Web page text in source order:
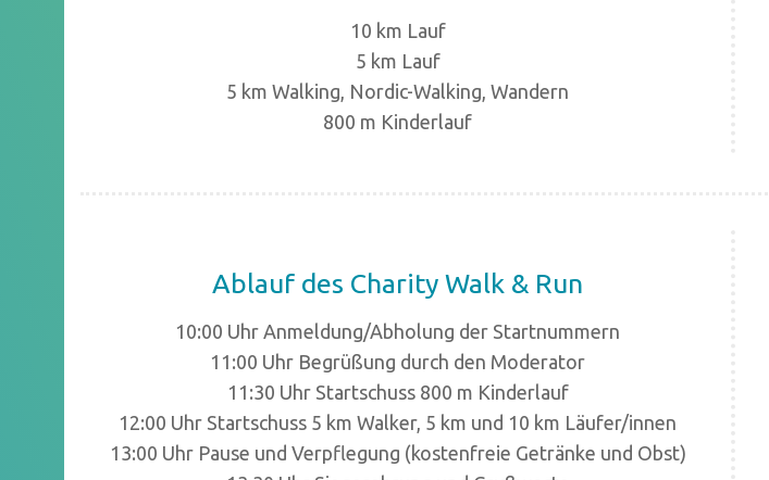
10 km Lauf
5 km Lauf
5 km Walking, Nordic-Walking, Wandern
800 m Kinderlauf
Ablauf des Charity Walk & Run
10:00 Uhr Anmeldung/Abholung der Startnummern
11:00 Uhr Begrüßung durch den Moderator
11:30 Uhr Startschuss 800 m Kinderlauf
12:00 Uhr Startschuss 5 km Walker, 5 km und 10 km Läufer/innen
13:00 Uhr Pause und Verpflegung (kostenfreie Getränke und Obst)